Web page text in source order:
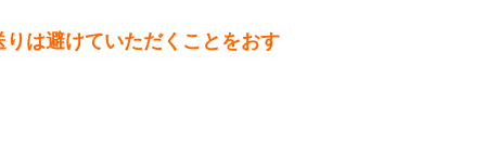
は避けていただくことをおす